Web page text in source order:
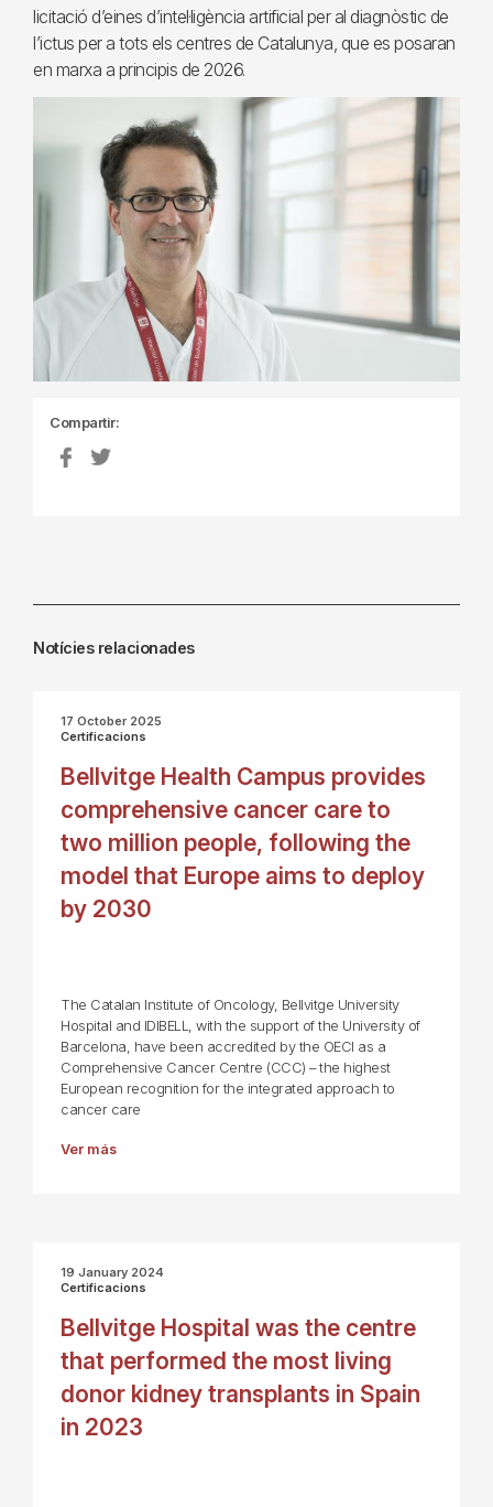
licitació d’eines d’intel·ligència artificial per al diagnòstic de
l’ictus per a tots els centres de Catalunya, que es posaran
en marxa a principis de 2026.
Compartir:
Notícies relacionades
17 October 2025
Certificacions
Bellvitge Health Campus provides
comprehensive cancer care to
two million people, following the
model that Europe aims to deploy
by 2030
The Catalan Institute of Oncology, Bellvitge University
Hospital and IDIBELL, with the support of the University of
Barcelona, have been accredited by the OECI as a
Comprehensive Cancer Centre (CCC) – the highest
European recognition for the integrated approach to
cancer care
Ver más
19 January 2024
Certificacions
Bellvitge Hospital was the centre
that performed the most living
donor kidney transplants in Spain
in 2023